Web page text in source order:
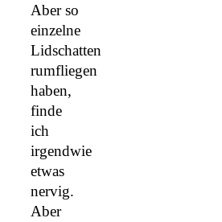
Aber so
einzelne
Lidschatten
rumfliegen
haben,
finde
ich
irgendwie
etwas
nervig.
Aber